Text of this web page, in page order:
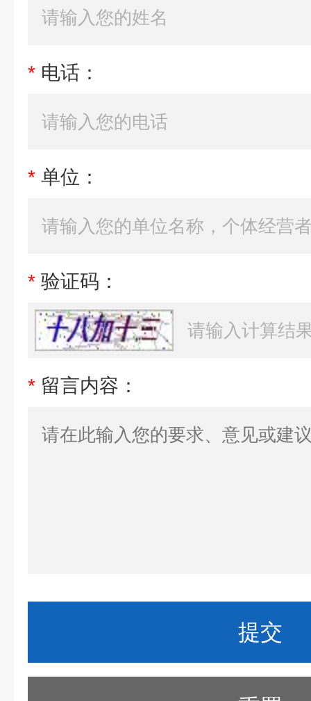
* 电话：
* 单位：
* 验证码：
* 留言内容：